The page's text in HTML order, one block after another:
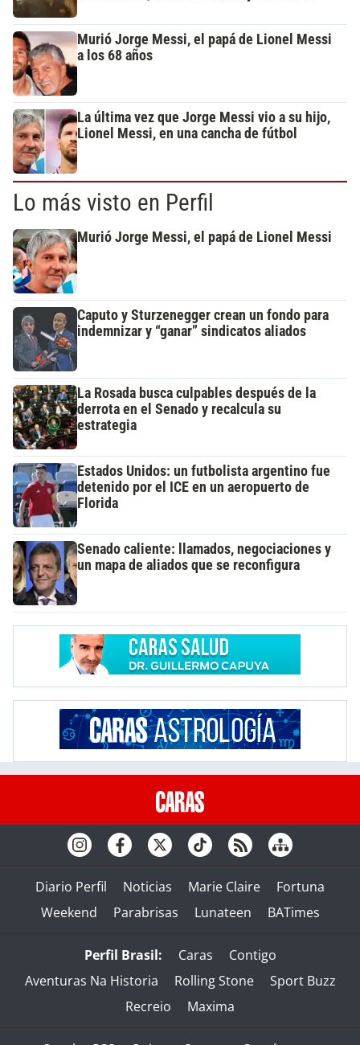
Murió Jorge Messi, el papá de Lionel Messi
a los 68 años
La última vez que Jorge Messi vio a su hijo,
Lionel Messi, en una cancha de fútbol
Lo más visto en Perfil
Murió Jorge Messi, el papá de Lionel Messi
Caputo y Sturzenegger crean un fondo para
indemnizar y “ganar” sindicatos aliados
La Rosada busca culpables después de la
derrota en el Senado y recalcula su
estrategia
Estados Unidos: un futbolista argentino fue
detenido por el ICE en un aeropuerto de
Florida
Senado caliente: llamados, negociaciones y
un mapa de aliados que se reconfigura
Diario Perfil Noticias Marie Claire
Fortuna
Weekend
Parabrisas Lunateen BATimes
Perfil Brasil: Caras
Contigo
Aventuras Na Historia
Rolling Stone
Sport Buzz
Recreio
Maxima